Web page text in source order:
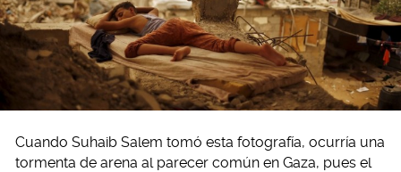
Cuando Suhaib Salem tomó esta fotografía, ocurría una
tormenta de arena al parecer común en Gaza, pues el